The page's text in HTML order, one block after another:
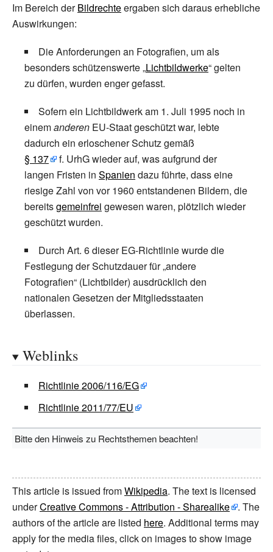
Im Bereich derBildrechteergaben sich daraus erhebliche
Auswirkungen:
Die Anforderungen an Fotografien, um als
besonders schützenswerte „Lichtbildwerke“ gelten
zu dürfen, wurden enger gefasst.
Sofern ein Lichtbildwerk am 1. Juli 1995 noch in
einemanderen EU-Staat geschützt war, lebte
dadurch ein erloschener Schutz gemäß
§ 137 f. UrhG wieder auf, was aufgrund der
langen Fristen in Spanien dazu führte, dass eine
riesige Zahl von vor 1960 entstandenen Bildern, die
bereitsgemeinfrei gewesen waren, plötzlich wieder
geschützt wurden.
Durch Art. 6 dieser EG-Richtlinie wurde die
Festlegung der Schutzdauer für „andere
Fotografien“ (Lichtbilder) ausdrücklich den
nationalen Gesetzen der Mitgliedsstaaten
überlassen.
Weblinks
Richtlinie 2006/116/EG
Richtlinie 2011/77/EU
Bitte den Hinweis zu Rechtsthemen beachten!
This article is issued fromWikipedia. The text is licensed
underCreative Commons - Attribution - Sharealike
. The
authors of the article are listed here. Additional terms may
apply for the media files, click on images to show image